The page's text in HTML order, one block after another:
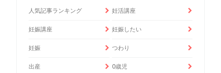
人気記事ランキング 妊活講座
妊娠講座 妊娠したい
妊娠 つわり
出産 0歳児